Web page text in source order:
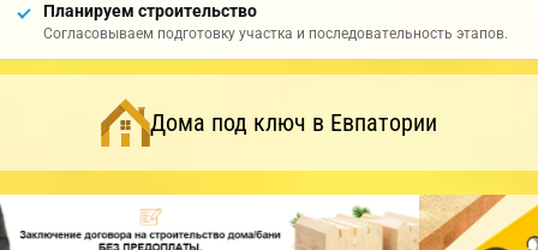
Планируем строительство
Согласовываем подготовку участка и последовательность этапов.
Дома под ключ в Евпатории